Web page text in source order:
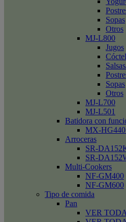
Sopas
Otros
MJ-L800
Jugos
Sopas
Otros
MJ-L700
MJ-L501
Batidora con
MX-
Arroceras
SR-
SR-
Multi-Cookers
NF-GM400
NF-GM600
Tipo de comida
Pan
VER